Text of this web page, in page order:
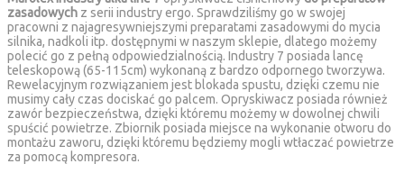
zasadowych z serii industry ergo. Sprawdziliśmy go w swojej
pracowni z najagresywniejszymi preparatami zasadowymi do mycia
silnika, nadkoli itp. dostępnymi w naszym sklepie, dlatego możemy
polecić go z pełną odpowiedzialnością. Industry 7 posiada lancę
teleskopową (65-115cm) wykonaną z bardzo odpornego tworzywa.
Rewelacyjnym rozwiązaniem jest blokada spustu, dzięki czemu nie
musimy cały czas dociskać go palcem. Opryskiwacz posiada również
zawór bezpieczeństwa, dzięki któremu możemy w dowolnej chwili
spuścić powietrze. Zbiornik posiada miejsce na wykonanie otworu do
montażu zaworu, dzięki któremu będziemy mogli wtłaczać powietrze
za pomocą kompresora.